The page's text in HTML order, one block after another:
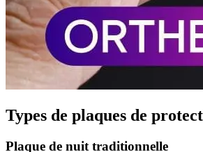
Types de plaques de
Plaque de nuit traditionnelle